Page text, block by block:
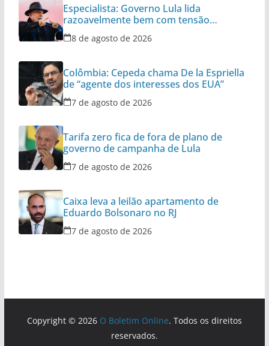
Especialista: Governo Lula lida
razoavelmente bem com tensão
diplomática
8 de agosto de 2026
Colômbia: Cepeda chama De la Espriella
de “agente dos interesses dos EUA”
7 de agosto de 2026
Tarifa zero fica de fora de plano de
governo de campanha de Lula
7 de agosto de 2026
Caixa leva a leilão apartamento de
Eduardo Bolsonaro no RJ
7 de agosto de 2026
Copyright © 2026 O Boletim Online. Todos os direitos
reservados.